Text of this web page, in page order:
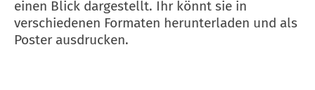
einen Blick dargestellt. Ihr könnt sie in
verschiedenen Formaten herunterladen und als
Poster ausdrucken.